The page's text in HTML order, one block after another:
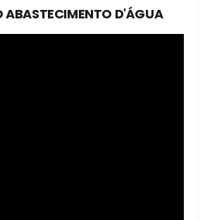
ABASTECIMENTO D'ÁGUA